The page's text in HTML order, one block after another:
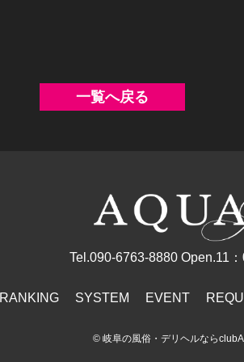
一覧へ戻る
Tel.090-6763-8880 Open.11
RANKING SYSTEM EVENT
© 岐阜の風俗・デリヘルなら